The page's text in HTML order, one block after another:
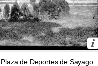
Plaza de Deportes de Sayago.